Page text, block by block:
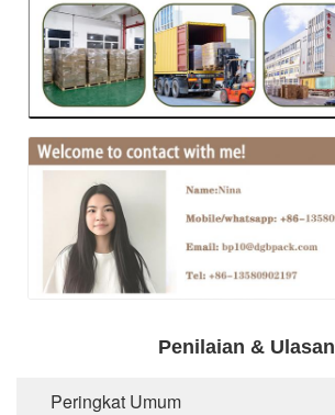
Penilaian & Ulasan
Peringkat Umum